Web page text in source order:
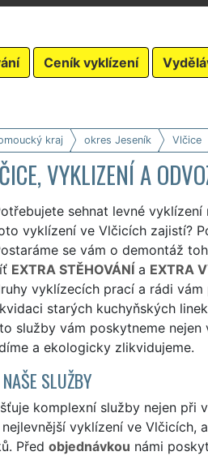
Ceník vyklízení
kraj okres Jeseník Vlčice
VYKLIZENÍ A
sehnat levné
vyklízení ve Vlčicích zajistí?
se vám o demontáž
EXTRA STĚHOVÁNÍa EXTRA
vyklízecích prací a rádi
starých kuchyňských
služby vám poskytneme nejen
a ekologicky zlikvidujeme.
SLUŽBY
komplexní služby nejen
vyklízení ve
Před objednávkou námi